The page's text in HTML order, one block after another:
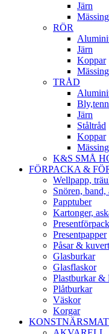
Järn
Mässing
RÖR
Järn
Koppar
Mässing
TRÅD
Järn
Ståltråd
Koppar
Mässing
K&S SMÅ
FÖRPACKA &
Wellpapp,
Snören, band,
Papptuber
Kartonger,
Presentpapper
Påsar & kuvert
Glasburkar
Glasflaskor
Plastburkar &
Plåtburkar
Väskor
Korgar